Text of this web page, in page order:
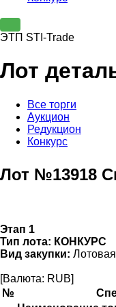
ЭТП STI-Trade
Лот
Все торги
Аукцион
Редукцион
Конкурс
Лот №13918
Этап 1
Тип лота: КОНКУРС
Вид закупки: Лотовая
[Валюта: RUB]
№